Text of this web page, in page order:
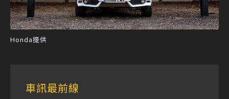
Honda提供
車訊最前線